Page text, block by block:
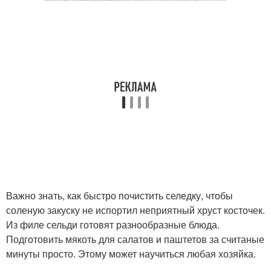
Важно знать, как быстро почистить селедку, чтобы
соленую закуску не испортил неприятный хруст косточек.
Из филе сельди готовят разнообразные блюда.
Подготовить мякоть для салатов и паштетов за считаные
минуты просто. Этому может научиться любая хозяйка.